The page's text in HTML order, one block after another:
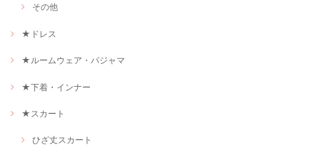
その他
★ドレス
★ルームウェア・パジャマ
★下着・インナー
★スカート
ひざ丈スカート